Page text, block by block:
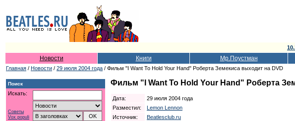
Новости Книги Мр.Поустман
Главная / Новости / 29 июля 2004 года / Фильм "I Want To Hold Your Hand" Роберта Земекиса выходит на DVD
Поиск
Искать:
Советы
Vox populi
Фильм "I Want To Hold Your Hand" Роберта
Дата:
29 июля 2004 года
Разместил:
Lemon Lennon
Источник:
Beatlesclub.ru